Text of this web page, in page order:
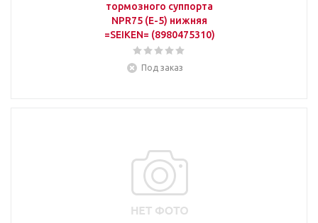
тормозного суппорта
NPR75 (E-5) нижняя
=SEIKEN= (8980475310)
Под заказ